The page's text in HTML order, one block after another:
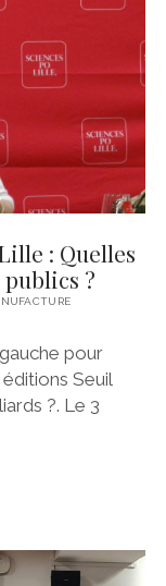
: Quelles
?
pour
Seuil
?. Le 3